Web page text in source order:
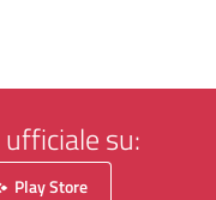
su:
Play Store